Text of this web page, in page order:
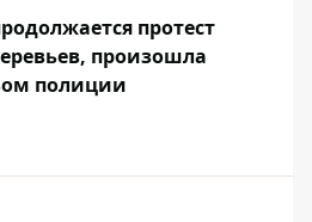
протест
произошла
полиции